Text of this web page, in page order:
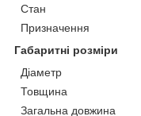
Стан
Призначення
Габаритні розміри
Діаметр
Товщина
Загальна довжина